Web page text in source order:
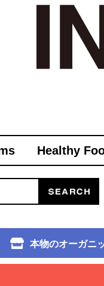
Healthy
本物のオーガニ